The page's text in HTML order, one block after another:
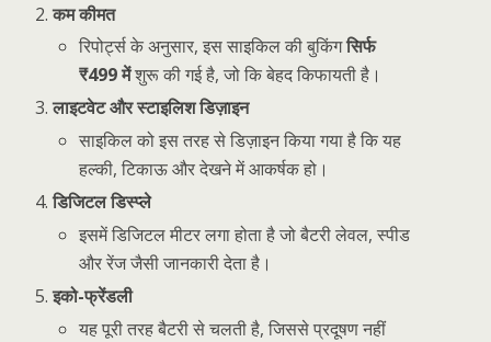
कम कीमत
रिपोर्ट्स के अनुसार, इस साइकिल की बुकिंगसिर्फ
₹499 मेंशुरू की गई है, जो कि बेहद किफायती है।
लाइटवेट और स्टाइलिश डिज़ाइन
साइकिल को इस तरह से डिज़ाइन किया गया है कि यह
हल्की, टिकाऊ और देखने में आकर्षक हो।
डिजिटल डिस्प्ले
इसमें डिजिटल मीटर लगा होता है जो बैटरी लेवल, स्पीड
और रेंज जैसी जानकारी देता है।
इको-फ्रेंडली
यह पूरी तरह बैटरी से चलती है, जिससे प्रदूषण नहीं